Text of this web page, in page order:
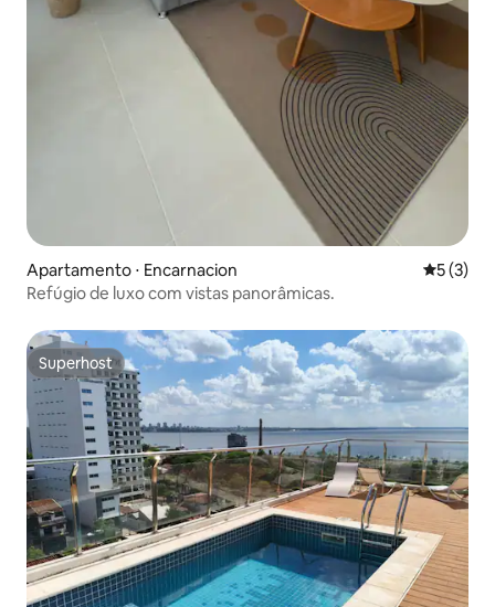
Apartamento ⋅ Encarnacion 5 de
5 (3)
Refúgio de luxo com vistas panorâmicas.
Superhost
Superhost